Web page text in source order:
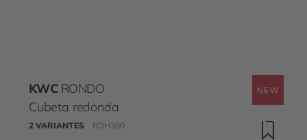
KWC RONDO
Cubeta redonda
2 VARIANTES RDH380